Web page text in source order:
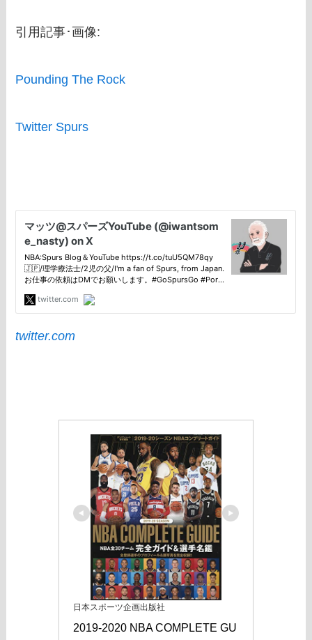
引用記事･画像:
Pounding The Rock
Twitter Spurs
twitter.com
日本スポーツ企画出版社
2019-2020 NBA COMPLETE GU